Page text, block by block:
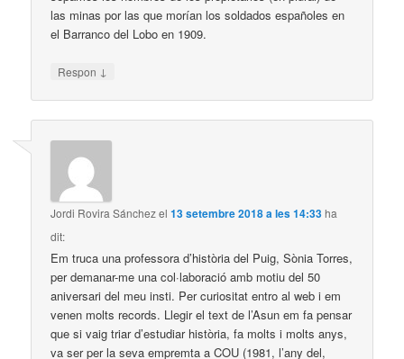
las minas por las que morían los soldados españoles en
el Barranco del Lobo en 1909.
Respon ↓
Jordi Rovira Sánchezel13 setembre 2018 a les 14:33ha
dit:
Em truca una professora d’història del Puig, Sònia Torres,
per demanar-me una col·laboració amb motiu del 50
aniversari del meu insti. Per curiositat entro al web i em
venen molts records. Llegir el text de l’Asun em fa pensar
que si vaig triar d’estudiar història, fa molts i molts anys,
va ser per la seva empremta a COU (1981, l’any del,